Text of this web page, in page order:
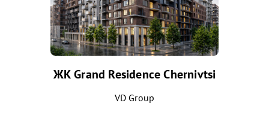
ЖК Grand Residence Chernivtsi
VD Group